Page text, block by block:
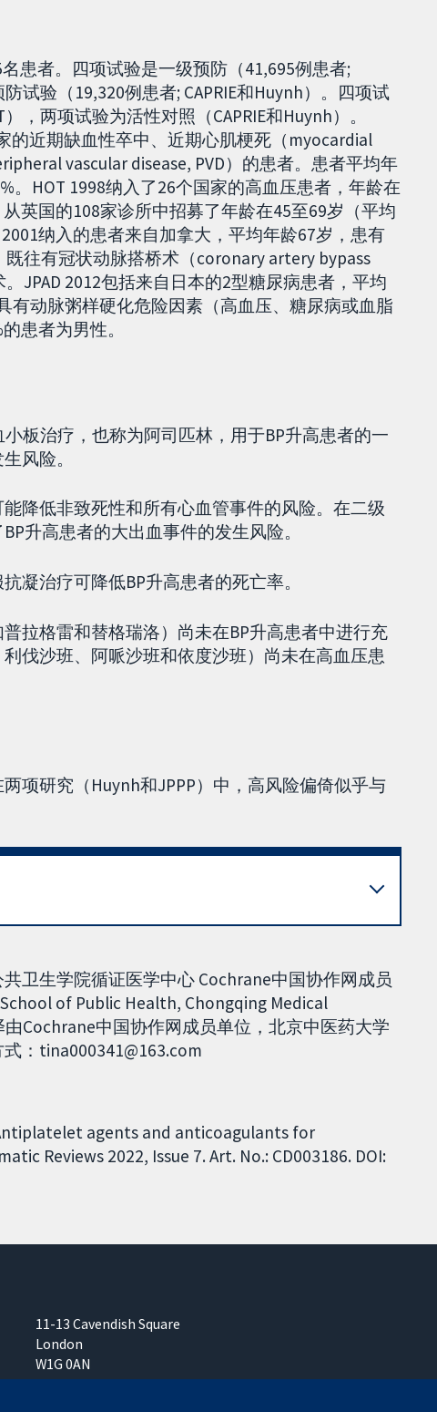
患者。四项试验是一级预防（41,695例患者;
试验（19,320例患者; CAPRIE和Huynh）。四项试
，两项试验为活性对照（CAPRIE和Huynh）。
的近期缺血性卒中、近期心肌梗死（myocardial
vascular disease, PVD）的患者。患者平均年
。HOT 1998纳入了26个国家的高血压患者，年龄在
英国的108家诊所中招募了年龄在45至69岁（平均
纳入的患者来自加拿大，平均年龄67岁，患有
往有冠状动脉搭桥术（coronary artery bypass
JPAD 2012包括来自日本的2型糖尿病患者，平均
有动脉粥样硬化危险因素（高血压、糖尿病或血脂
患者为男性。
板治疗，也称为阿司匹林，用于BP升高患者的一
风险。
降低非致死性和所有心血管事件的风险。在二级
升高患者的大出血事件的发生风险。
凝治疗可降低BP升高患者的死亡率。
拉格雷和替格瑞洛）尚未在BP升高患者中进行充
伐沙班、阿哌沙班和依度沙班）尚未在高血压患
项研究（Huynh和JPPP）中，高风险偏倚似乎与
卫生学院循证医学中心 Cochrane中国协作网成员
of Public Health, Chongqing Medical
Cochrane中国协作网成员单位，北京中医药大学
：tina000341@163.com
Antiplatelet agents and anticoagulants for
Reviews 2022, Issue 7. Art. No.: CD003186. DOI:
11-13 Cavendish Square
London
W1G 0AN
United Kingdom